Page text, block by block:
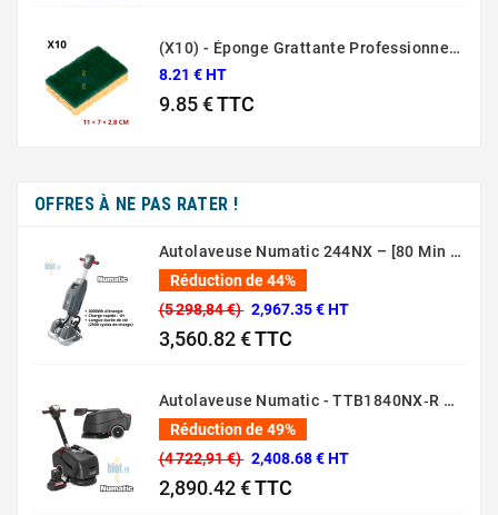
(X10) - Éponge Grattante Professionnelle Sponrex 52
8.21 € HT
9.85 €TTC
OFFRES À NE PAS RATER !
Autolaveuse Numatic 244NX – [80 Min – 44 Cm – 36V]
Réduction de 44%
(5 298,84 €) 2,967.35 € HT
3,560.82 €TTC
Autolaveuse Numatic - TTB1840NX‑R – (Batterie 36 V, 18 L)
Réduction de 49%
(4 722,91 €) 2,408.68 € HT
2,890.42 €TTC